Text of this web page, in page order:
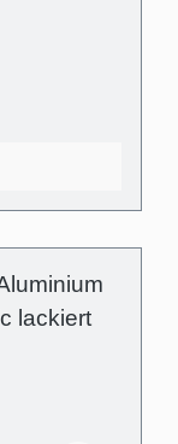
lackiert
aus
und